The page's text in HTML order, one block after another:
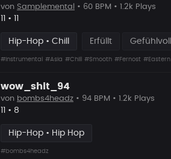
von Samplemental • 60 BPM • 1.2k Plays
Likes
• Vorgeschlagen
Hip-Hop • Chill Erfüllt Gefühlvoll
#Instrumental #Asia #Chill #Smooth #Fernost #Eastern
wow_shit_94
von bombs4headz • 94 BPM • 1.2k Plays
Likes
• Vorgeschlagen
8
Hip-Hop • Hip Hop
#bombs4headz